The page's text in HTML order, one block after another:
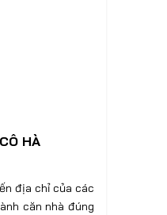
HÀ
địa chỉ của các
căn nhà đúng